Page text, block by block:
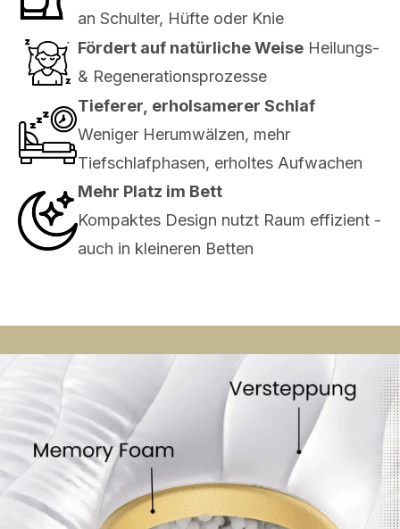
an Schulter, Hüfte oder Knie
Fördert auf natürliche WeiseHeilungs-
& Regenerationsprozesse
Tieferer, erholsamerer Schlaf
Weniger Herumwälzen, mehr
Tiefschlafphasen, erholtes Aufwachen
Mehr Platz im Bett
Kompaktes Design nutzt Raum effizient -
auch in kleineren Betten